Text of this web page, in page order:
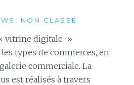
NON CLASSÉ
vitrine digitale »
types de commerces, en
commerciale. La
est réalisés à travers